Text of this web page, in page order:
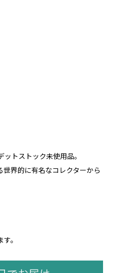
トストック未使用品。
界的に有名なコレクターから
。